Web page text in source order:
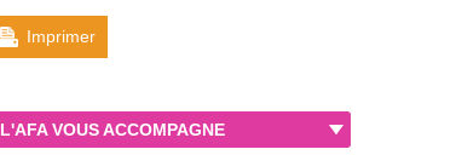
Imprimer
L'AFA VOUS ACCOMPAGNE